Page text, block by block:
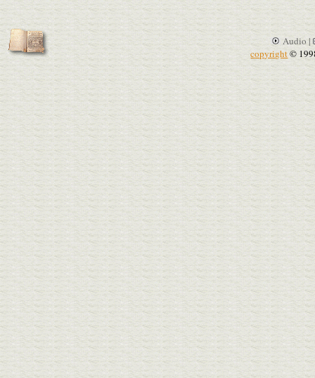
Audio |
copyright©